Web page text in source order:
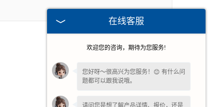
在线客服
欢迎您的咨询，期待为您服务!
您好呀～很高兴为您服务！😊 有什么问
题都可以跟我说哦。
请问您是想了解产品详情、报价，还是